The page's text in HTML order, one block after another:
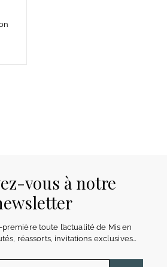
vous à notre
toute l’actualité de Mis en
réassorts, invitations exclusives…